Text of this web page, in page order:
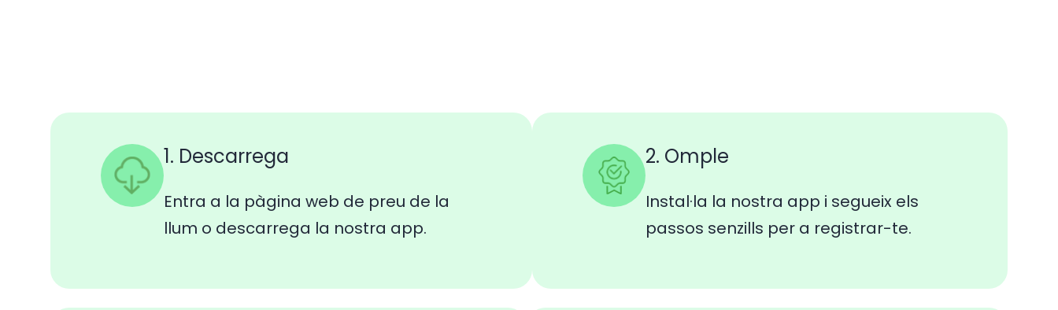
1. Descarrega
Entra a la pàgina web de preu de la
llum o descarrega la nostra app.
2. Omple
Instal·la la nostra app i segueix els
passos senzills per a registrar-te.